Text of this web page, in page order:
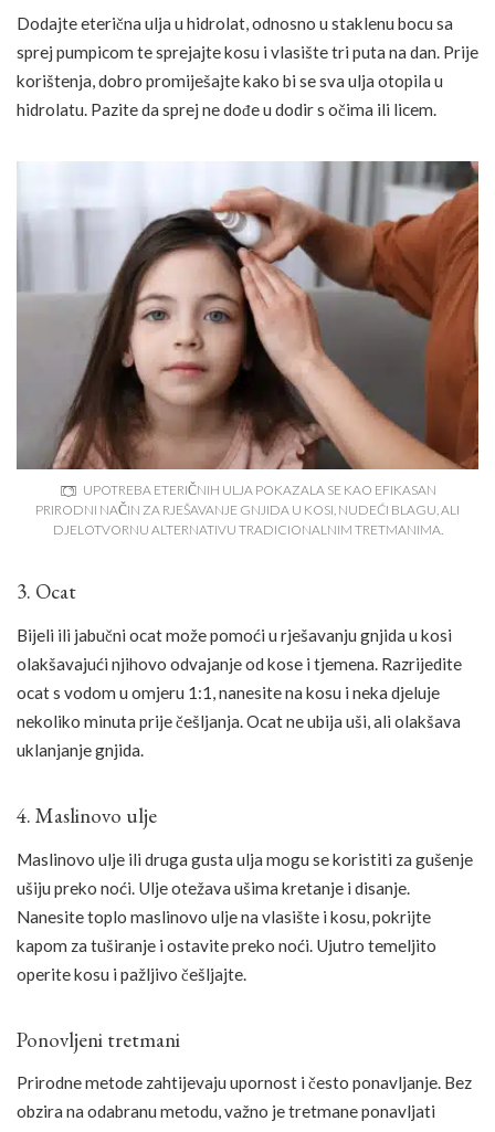
Dodajte eterična ulja u hidrolat, odnosno u staklenu bocu sa
sprej pumpicom te sprejajte kosu i vlasište tri puta na dan. Prije
korištenja, dobro promiješajte kako bi se sva ulja otopila u
hidrolatu. Pazite da sprej ne dođe u dodir s očima ili licem.
UPOTREBA ETERIČNIH ULJA POKAZALA SE KAO EFIKASAN
PRIRODNI NAČIN ZA RJEŠAVANJE GNJIDA U KOSI, NUDEĆI BLAGU, ALI
DJELOTVORNU ALTERNATIVU TRADICIONALNIM TRETMANIMA.
3. Ocat
Bijeli ili jabučni ocat može pomoći u rješavanju gnjida u kosi
olakšavajući njihovo odvajanje od kose i tjemena. Razrijedite
ocat s vodom u omjeru 1:1, nanesite na kosu i neka djeluje
nekoliko minuta prije češljanja. Ocat ne ubija uši, ali olakšava
uklanjanje gnjida.
4. Maslinovo ulje
Maslinovo ulje ili druga gusta ulja mogu se koristiti za gušenje
ušiju preko noći. Ulje otežava ušima kretanje i disanje.
Nanesite toplo maslinovo ulje na vlasište i kosu, pokrijte
kapom za tuširanje i ostavite preko noći. Ujutro temeljito
operite kosu i pažljivo češljajte.
Ponovljeni tretmani
Prirodne metode zahtijevaju upornost i često ponavljanje. Bez
obzira na odabranu metodu, važno je tretmane ponavljati